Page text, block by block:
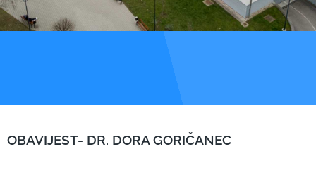
OBAVIJEST- DR. DORA GORIČANEC